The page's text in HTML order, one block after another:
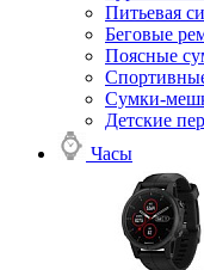
Питьевая
Беговые
Поясные
Сумки-
Детские
Часы